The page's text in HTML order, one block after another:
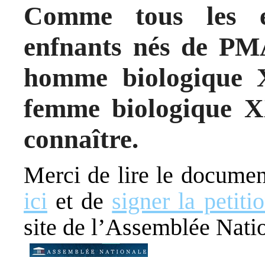
Comme tous les
enfnants nés de
homme biologique
femme biologique
connaître.
Merci de lire le
ici et de signer la
site de l’Assemblée